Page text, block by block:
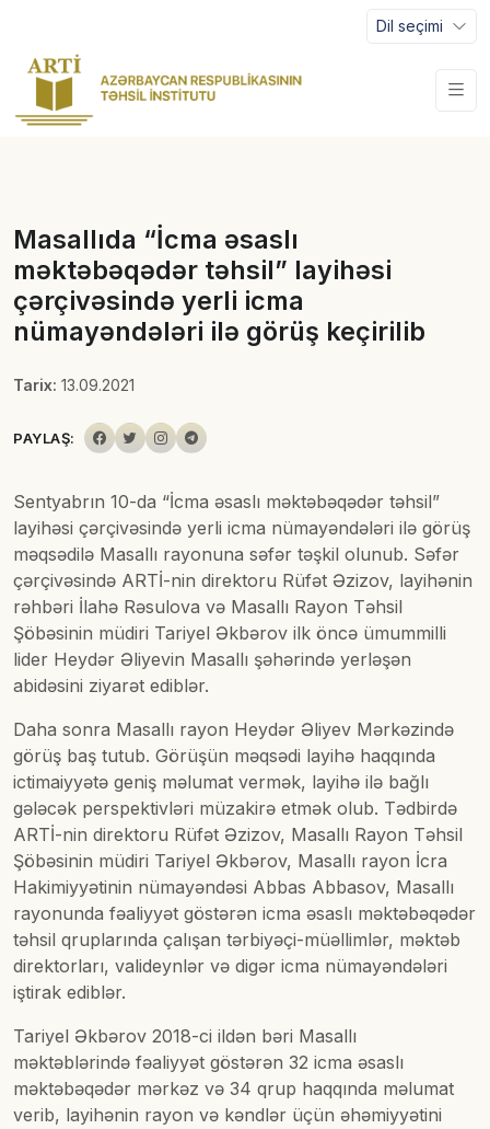
Dil seçimi
Masallıda “İcma əsaslı
məktəbəqədər təhsil” layihəsi
çərçivəsində yerli icma
nümayəndələri ilə görüş keçirilib
Tarix: 13.09.2021
PAYLAŞ:
Sentyabrın 10-da “İcma əsaslı məktəbəqədər təhsil”
layihəsi çərçivəsində yerli icma nümayəndələri ilə görüş
məqsədilə Masallı rayonuna səfər təşkil olunub. Səfər
çərçivəsində ARTİ-nin direktoru Rüfət Əzizov, layihənin
rəhbəri İlahə Rəsulova və Masallı Rayon Təhsil
Şöbəsinin müdiri Tariyel Əkbərov ilk öncə ümummilli
lider Heydər Əliyevin Masallı şəhərində yerləşən
abidəsini ziyarət ediblər.
Daha sonra Masallı rayon Heydər Əliyev Mərkəzində
görüş baş tutub. Görüşün məqsədi layihə haqqında
ictimaiyyətə geniş məlumat vermək, layihə ilə bağlı
gələcək perspektivləri müzakirə etmək olub. Tədbirdə
ARTİ-nin direktoru Rüfət Əzizov, Masallı Rayon Təhsil
Şöbəsinin müdiri Tariyel Əkbərov, Masallı rayon İcra
Hakimiyyətinin nümayəndəsi Abbas Abbasov, Masallı
rayonunda fəaliyyət göstərən icma əsaslı məktəbəqədər
təhsil qruplarında çalışan tərbiyəçi-müəllimlər, məktəb
direktorları, valideynlər və digər icma nümayəndələri
iştirak ediblər.
Tariyel Əkbərov 2018-ci ildən bəri Masallı
məktəblərində fəaliyyət göstərən 32 icma əsaslı
məktəbəqədər mərkəz və 34 qrup haqqında məlumat
verib, layihənin rayon və kəndlər üçün əhəmiyyətini